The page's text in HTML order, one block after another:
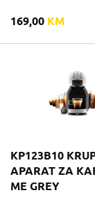
169,00 KM
KP123B10
APARAT ZA
ME GREY